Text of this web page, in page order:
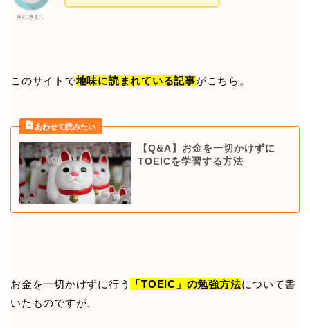
きむきむ。
このサイトで地味に読まれている記事がこちら。
【Q&A】お金を一切かけずに
TOEICを学習する方法
お金を一切かけずに行う 「TOEIC」の勉強方法について書
いたものですが、